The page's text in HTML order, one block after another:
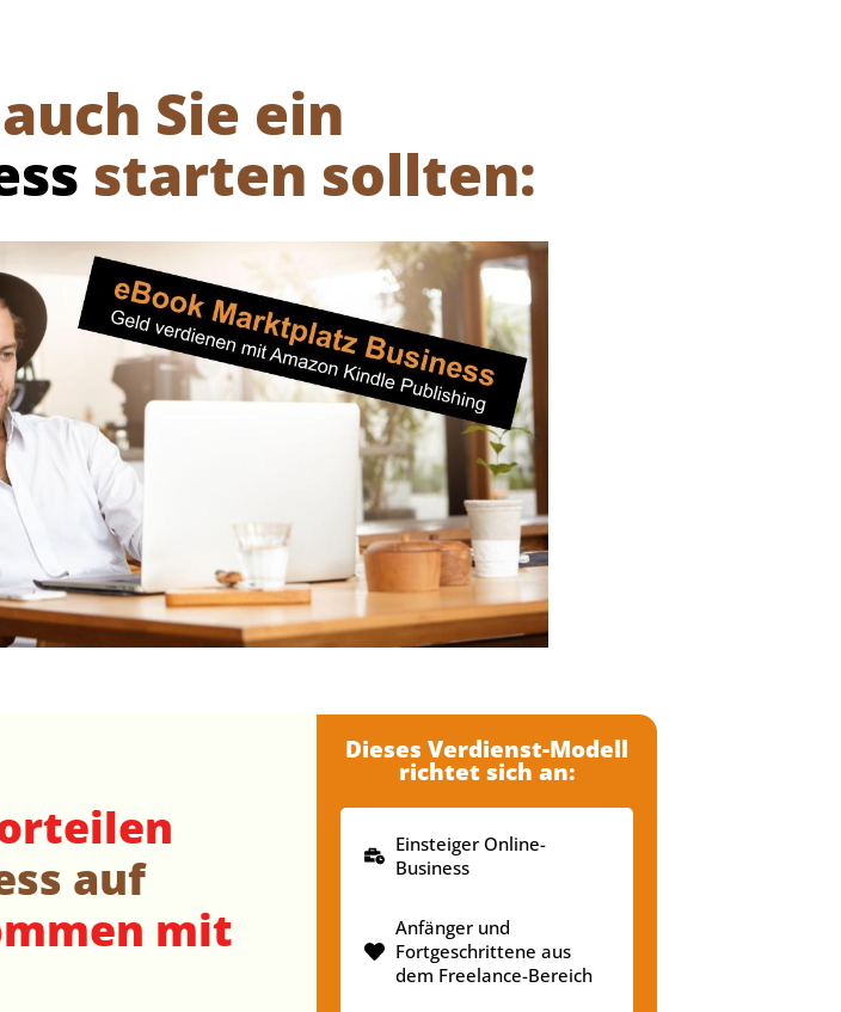
Sie ein
starten sollten:
auf
mit
Dieses Verdienst-Modell
richtet sich an:
Einsteiger Online-
Business
Anfänger und
Fortgeschrittene aus
dem Freelance-Bereich